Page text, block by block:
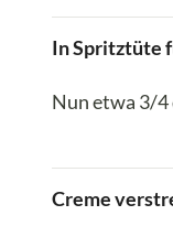
In Spritztüte
Nun etwa 3/4
Creme